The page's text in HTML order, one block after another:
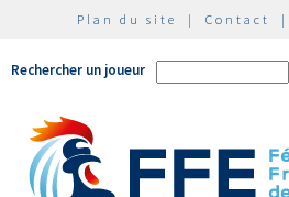
Plan du site | Contact
Rechercher un joueur